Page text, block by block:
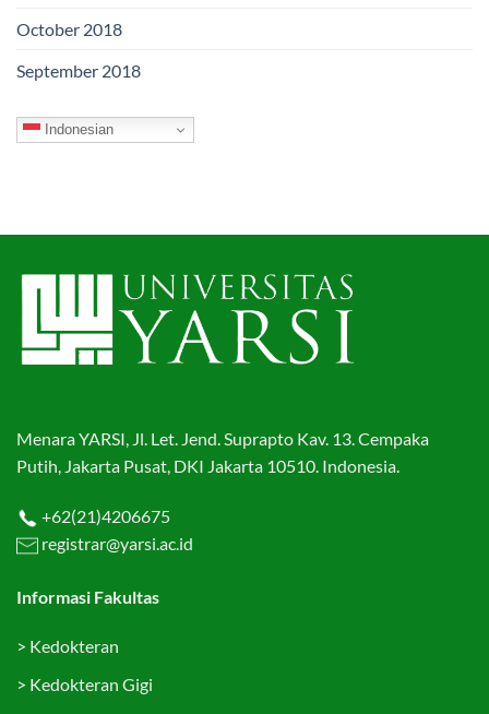
October 2018
September 2018
Indonesian
Menara YARSI, Jl. Let. Jend. Suprapto Kav. 13. Cempaka
Putih, Jakarta Pusat, DKI Jakarta 10510. Indonesia.
+62(21)4206675
registrar@yarsi.ac.id
Informasi Fakultas
> Kedokteran
> Kedokteran Gigi